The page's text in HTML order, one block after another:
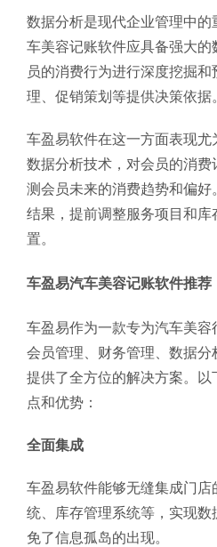
数据分析是现代企业管理中
车美容记账软件应具备强大
员的消费行为进行深度挖掘
理、促销策划等提供决策依据
车盈易软件在这一方面表现
数据分析技术，对会员的消
测会员未来的消费趋势和偏好
结果，提前调整服务项目和
置。
车盈易汽车美容记账软件推荐
车盈易作为一款专为汽车美
会员管理、财务管理、数据
提供了全方位的解决方案。
点和优势：
全面集成
车盈易软件能够无缝集成门
统、库存管理系统等，实现
免了信息孤岛的出现。